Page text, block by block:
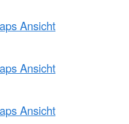
Ansicht
Ansicht
Ansicht